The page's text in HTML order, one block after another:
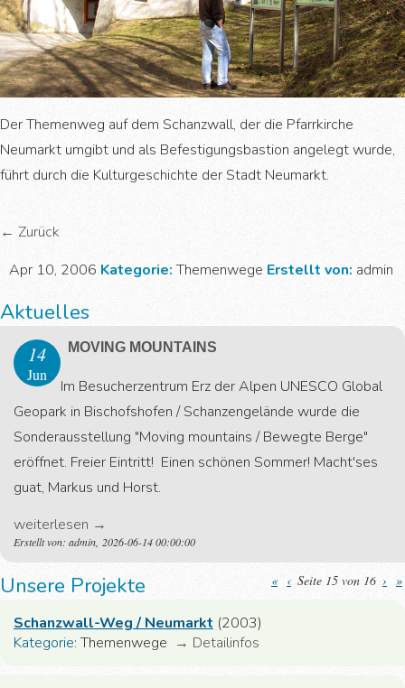
Der Themenweg auf dem Schanzwall, der die Pfarrkirche
Neumarkt umgibt und als Befestigungsbastion angelegt wurde,
führt durch die Kulturgeschichte der Stadt Neumarkt.
← Zurück
Apr 10, 2006 Kategorie:Themenwege Erstellt von: admin
Aktuelles
14
Jun
MOVING MOUNTAINS
Im Besucherzentrum Erz der Alpen UNESCO Global
Geopark in Bischofshofen / Schanzengelände wurde die
Sonderausstellung "Moving mountains / Bewegte Berge"
eröffnet. Freier Eintritt! Einen schönen Sommer! Macht'ses
guat, Markus und Horst.
weiterlesen →
Erstellt von: admin, 2026-06-14 00:00:00
Unsere Projekte « ‹ Seite 15 von 16 › »
Schanzwall-Weg / Neumarkt (2003)
Kategorie:Themenwege → Detailinfos